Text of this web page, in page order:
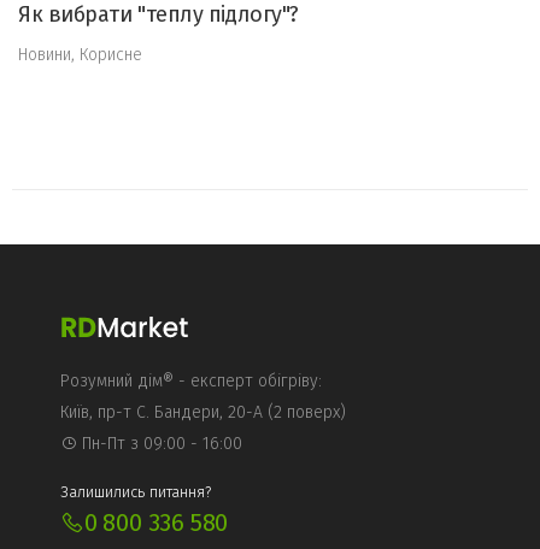
Як вибрати "теплу підлогу"?
Новини, Корисне
Розумний дім® - експерт обігріву:
Київ, пр-т С. Бандери, 20-А (2 поверх)
Пн-Пт з 09:00 - 16:00
Залишились питання?
0 800 336 580